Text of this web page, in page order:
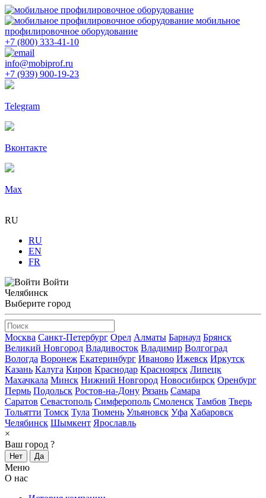
мобильное
профилировочное оборудование
+7 (800) 333-41-10
info@mobiprof.ru
+7 (939) 900-19-23
Telegram
Вконтакте
Max
RU
RU
EN
FR
Войти
Челябинск
Выберите город
Москва Санкт-Петербург Орел Алматы Барнаул Брянск
Великий Новгород Владивосток Владимир Волгоград
Вологда Воронеж Екатеринбург Иваново Ижевск Иркутск
Казань Калуга Киров Краснодар Красноярск Липецк
Махачкала Минск Нижний Новгород Новосибирск Оренбург
Пермь Подольск Ростов-на-Дону Рязань Самара
Саратов Севастополь Симферополь Смоленск Тамбов Тверь
Тольятти Томск Тула Тюмень Ульяновск Уфа Хабаровск
Челябинск Шымкент Ярославль
×
Ваш город ?
Нет Да
Меню
О нас